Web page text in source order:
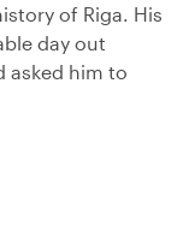
of Riga. His
day out
asked him to